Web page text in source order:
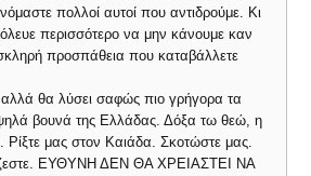
πολλοί αυτοί που αντιδρούμε. Κι
περισσότερο να μην κάνουμε καν
προσπάθεια που καταβάλλετε
αλλά θα λύσει σαφώς πιο γρήγορα τα
βουνά της Ελλάδας. Δόξα τω θεώ, η
Ρίξτε μας στον Καιάδα. Σκοτώστε μας.
ΕΥΘΥΝΗ ΔΕΝ ΘΑ ΧΡΕΙΑΣΤΕΙ ΝΑ